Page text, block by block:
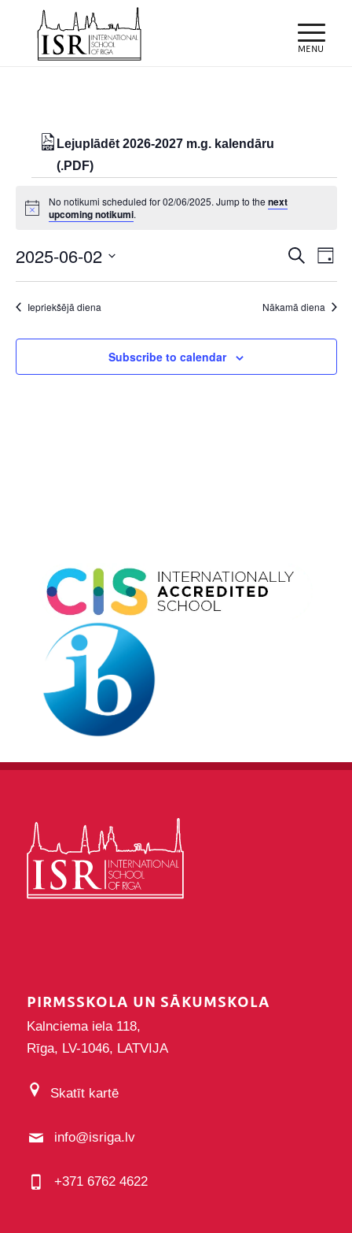
Lejuplādēt 2026-2027 m.g. kalendāru
(.PDF)
Notikumi
for
02/06/2025
Notice
No notikumi scheduled for 02/06/2025. Jump to thenext
upcoming notikumi.
Search
and
Meklēt
Day
2025-06-02
Select
date.Iepriekšējā diena Nākamā diena
Subscribe to calendar
PIRMSSKOLA UN SĀKUMSKOLA
Kalnciema iela 118,
Rīga, LV-1046, LATVIJA
Skatīt kartē
info@isriga.lv
+371 6762 4622